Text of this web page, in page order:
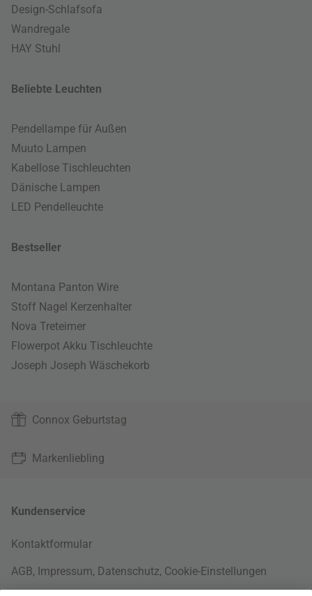
Design-Schlafsofa
Wandregale
HAY Stuhl
Beliebte Leuchten
Pendellampe für Außen
Muuto Lampen
Kabellose Tischleuchten
Dänische Lampen
LED Pendelleuchte
Bestseller
Montana Panton Wire
Stoff Nagel Kerzenhalter
Nova Treteimer
Flowerpot Akku Tischleuchte
Joseph Joseph Wäschekorb
Connox Geburtstag
Markenliebling
Kundenservice
Kontaktformular
AGB, Impressum, Datenschutz, Cookie-Einstellungen